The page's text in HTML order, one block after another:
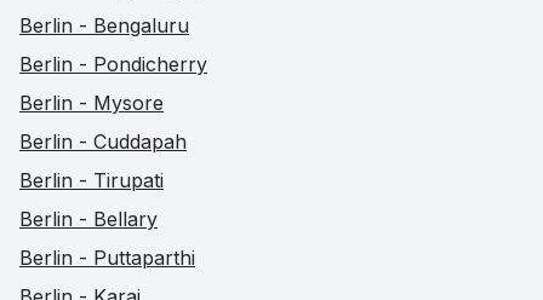
Berlin - Bengaluru
Berlin - Pondicherry
Berlin - Mysore
Berlin - Cuddapah
Berlin - Tirupati
Berlin - Bellary
Berlin - Puttaparthi